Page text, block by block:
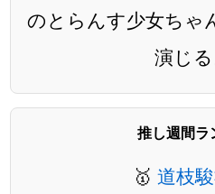
のとらんす少女ちゃ
演じる
推し週間ラ
🥇 道枝